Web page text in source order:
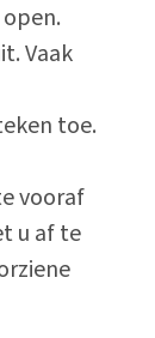
Vaak
toe.
vooraf
u af te